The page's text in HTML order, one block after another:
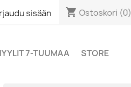
sisään shopping_cart Ostoskori (0)
7-TUUMAA
STORE